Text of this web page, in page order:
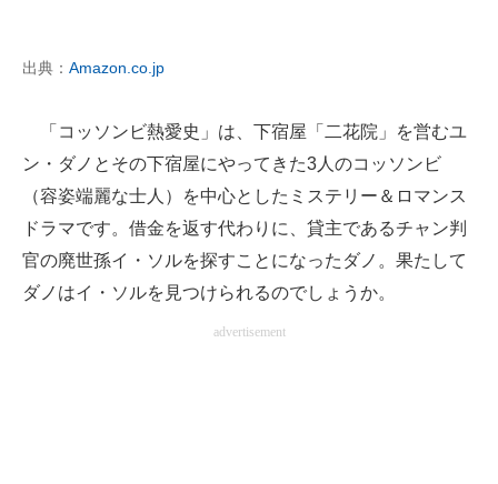
出典： Amazon.co.jp
「コッソンビ熱愛史」は、下宿屋「二花院」を営むユ
ン・ダノとその下宿屋にやってきた3人のコッソンビ
（容姿端麗な士人）を中心としたミステリー＆ロマンス
ドラマです。借金を返す代わりに、貸主であるチャン判
官の廃世孫イ・ソルを探すことになったダノ。果たして
ダノはイ・ソルを見つけられるのでしょうか。
advertisement